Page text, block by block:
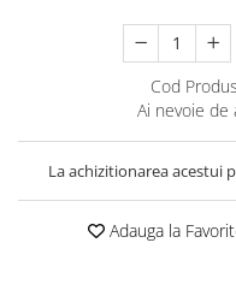
Cafea macinata
Cod
Ai nevoie de
La achizitionarea acestui
Adauga la